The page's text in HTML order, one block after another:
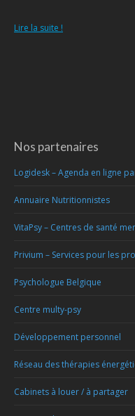
Lire la suite !
Nos partenaires
Logidesk – Agenda en ligne
Annuaire Nutritionnistes
VitaPsy – Centres de santé
Privium – Services pour les
Psychologue Belgique
Centre multy-psy
Développement personnel
Réseau des thérapies
Cabinets à louer / à partager